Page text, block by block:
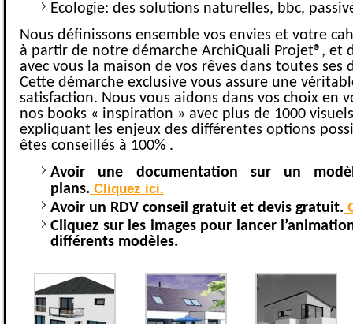
Ecologie: des solutions naturelles, bbc,
Nous définissons ensemble vos envies et votre
à partir de notre démarche ArchiQuali Projet®, et
avec vous la maison de vos rêves dans toutes ses
Cette démarche exclusive vous assure une
satisfaction. Nous vous aidons dans vos choix en
nos books « inspiration » avec plus de 1000
expliquant les enjeux des différentes options
êtes conseillés à 100% .
Avoir une documentation sur un
plans. Cliquez ici.
Avoir un RDV conseil gratuit et devis gratuit.
Cliquez sur les images pour lancer
différents modèles.